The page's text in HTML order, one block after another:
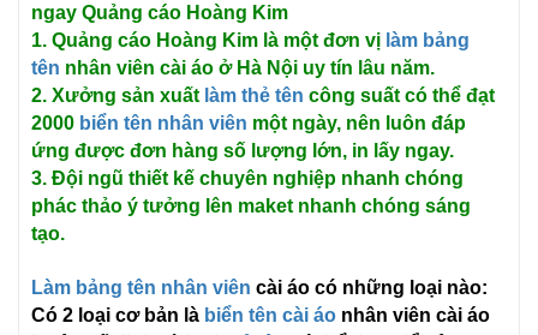
ngay Quảng cáo Hoàng Kim
1. Quảng cáo Hoàng Kim là một đơn vị làm bảng
tên nhân viên cài áo ở Hà Nội uy tín lâu năm.
2. Xưởng sản xuất làm thẻ tên công suất có thể đạt
2000 biển tên nhân viên một ngày, nên luôn đáp
ứng được đơn hàng số lượng lớn, in lấy ngay.
3. Đội ngũ thiết kế chuyên nghiệp nhanh chóng
phác thảo ý tưởng lên maket nhanh chóng sáng
tạo.
Làm bảng tên nhân viên cài áo có những loại nào:
Có 2 loại cơ bản là biển tên cài áo nhân viên cài áo